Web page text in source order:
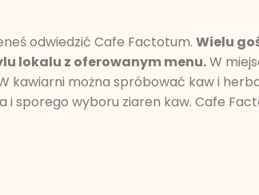
odwiedzić Cafe Factotum. Wielu
lokalu z oferowanym menu.W
kawiarni można spróbować kaw i
wyboru ziaren kaw. Cafe